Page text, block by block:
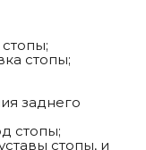
стопы;
заднего
стопы;
стопы, и